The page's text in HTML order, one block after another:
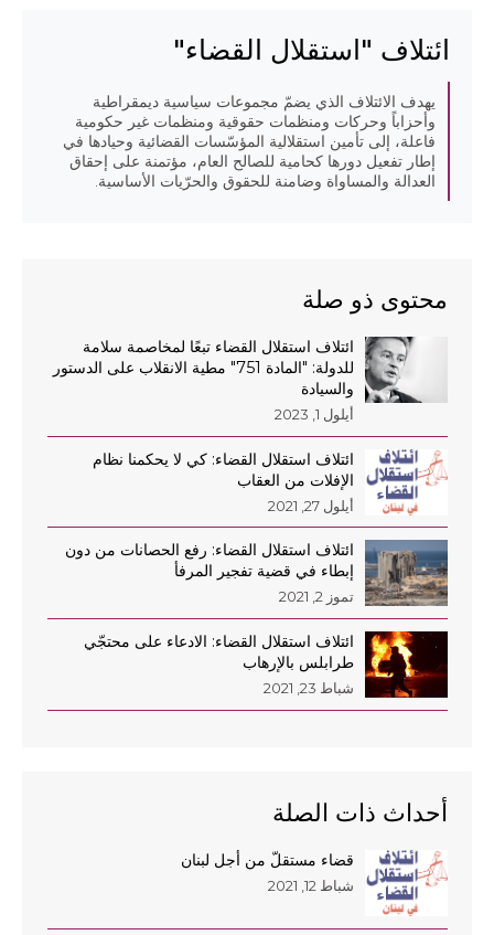
ائتلاف "استقلال القضاء"
يهدف الائتلاف الذي يضمّ مجموعات سياسية ديمقراطية
وأحزاباً وحركات ومنظمات حقوقية ومنظمات غير حكومية
فاعلة، إلى تأمين استقلالية المؤسّسات القضائية وحيادها في
إطار تفعيل دورها كحامية للصالح العام، مؤتمنة على إحقاق
العدالة والمساواة وضامنة للحقوق والحرّيات الأساسية.
محتوى ذو صلة
ائتلاف استقلال القضاء تبعًا لمخاصمة سلامة
للدولة: "المادة 751" مطية الانقلاب على الدستور
والسيادة
أيلول 1, 2023
ائتلاف استقلال القضاء: كي لا يحكمنا نظام
الإفلات من العقاب
أيلول 27, 2021
ائتلاف استقلال القضاء: رفع الحصانات من دون
إبطاء في قضية تفجير المرفأ
تموز 2, 2021
ائتلاف استقلال القضاء: الادعاء على محتجّي
طرابلس بالإرهاب
شباط 23, 2021
أحداث ذات الصلة
قضاء مستقلّ من أجل لبنان
شباط 12, 2021